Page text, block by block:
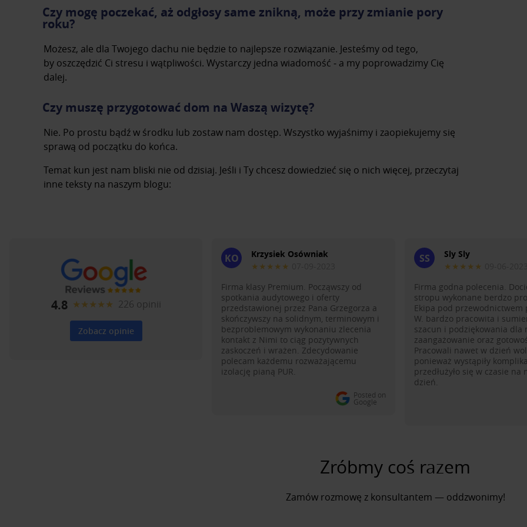
Czy mogę poczekać, aż odgłosy same znikną, może przy zmianie pory
roku?
Możesz, ale dla Twojego dachu nie będzie to najlepsze rozwiązanie. Jesteśmy od tego,
by oszczędzić Ci stresu i wątpliwości. Wystarczy jedna wiadomość ‒ a my poprowadzimy Cię
dalej.
Czy muszę przygotować dom na Waszą wizytę?
Nie. Po prostu bądź w środku lub zostaw nam dostęp. Wszystko wyjaśnimy i zaopiekujemy się
sprawą od początku do końca.
Temat kun jest nam bliski nie od dzisiaj. Jeśli i Ty chcesz dowiedzieć się o nich więcej, przeczytaj
inne teksty na naszym blogu:
4.8 ★★★★★ 226 opinii
Zobacz opinie
KO
Krzysiek Osówniak
★★★★★
Firma klasy Premium. Począwszy od
spotkania audytowego i oferty
przedstawionej przez Pana Grzegorza a
skończywszy na solidnym, terminowym i
bezproblemowym wykonaniu zlecenia
kontakt z Nimi to ciąg pozytywnych
zaskoczeń i wrażen. Zdecydowanie
polecam każdemu rozważającemu
izolację pianą PUR.
Posted on
Google
SS
Sly Sly
★★★★★
Firma godna polecenia.
stropu wykonane berdzo
Ekipa pod przewodnictwem
W. bardzo pracowita i
szacun i podziękowania dla
zaangażowanie oraz
Pracowali nawet w dzień
ponieważ wystąpiły
przedłużyło się w czasie na
dzień.
Zróbmy coś razem
Zamów rozmowę z konsultantem — oddzwonimy!